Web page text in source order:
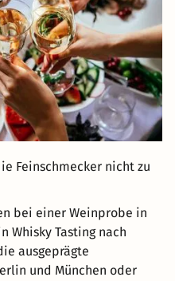
Feinschmecker nicht zu
bei einer Weinprobe in
Whisky Tasting nach
ausgeprägte
und München oder